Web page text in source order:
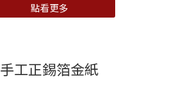
點看更多
手工正錫箔金紙